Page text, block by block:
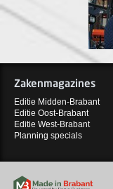
Zakenmagazines
Editie Midden-Brabant
Editie Oost-Brabant
Editie West-Brabant
Planning specials